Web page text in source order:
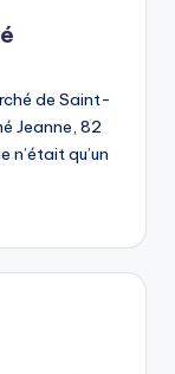
de Saint-
Jeanne, 82
n’était qu’un